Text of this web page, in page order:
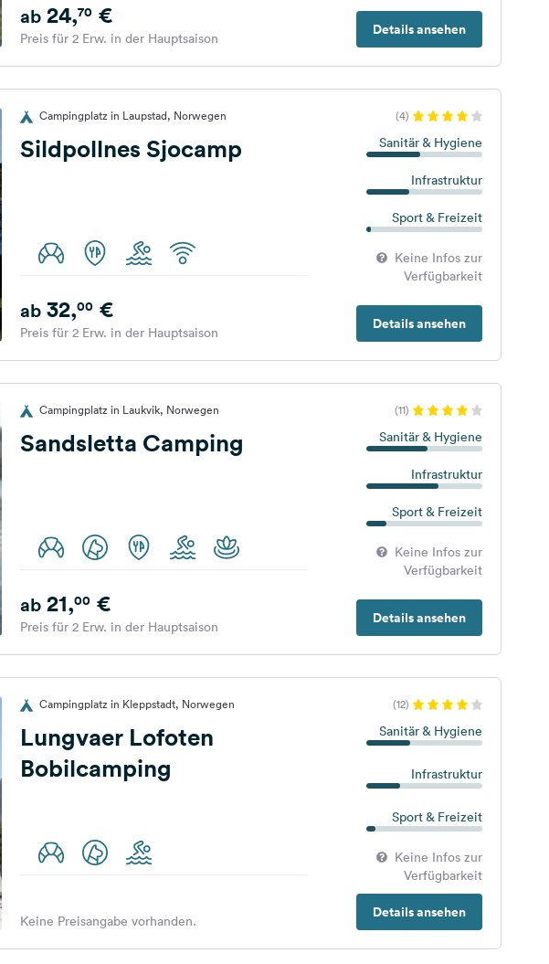
Details ansehen
ab24,70€
Preis für 2 Erw. in der Hauptsaison
Campingplatz in Laupstad, Norwegen (4)
Sildpollnes Sjocamp Sanitär & Hygiene
Infrastruktur
Sport & Freizeit
Keine Infos zur
Verfügbarkeit
Details ansehen
ab32,00€
Preis für 2 Erw. in der Hauptsaison
Campingplatz in Laukvik, Norwegen (11)
Sandsletta Camping Sanitär & Hygiene
Infrastruktur
Sport & Freizeit
Keine Infos zur
Verfügbarkeit
Details ansehen
ab21,00€
Preis für 2 Erw. in der Hauptsaison
Campingplatz in Kleppstadt, Norwegen (12)
Lungvaer Lofoten
Bobilcamping
Sanitär & Hygiene
Infrastruktur
Sport & Freizeit
Keine Infos zur
Verfügbarkeit
Details ansehen
Keine Preisangabe vorhanden.